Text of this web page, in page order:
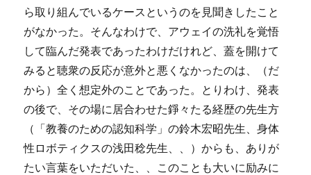
ら取り組んでいるケースというのを見聞きしたこと
がなかった。そんなわけで、アウェイの洗礼を覚悟
して臨んだ発表であったわけだけれど、蓋を開けて
みると聴衆の反応が意外と悪くなかったのは、（だ
から）全く想定外のことであった。とりわけ、発表
の後で、その場に居合わせた錚々たる経歴の先生方
（「教養のための認知科学」の鈴木宏昭先生、身体
性ロボティクスの浅田稔先生、、）からも、ありが
たい言葉をいただいた、、このことも大いに励みに